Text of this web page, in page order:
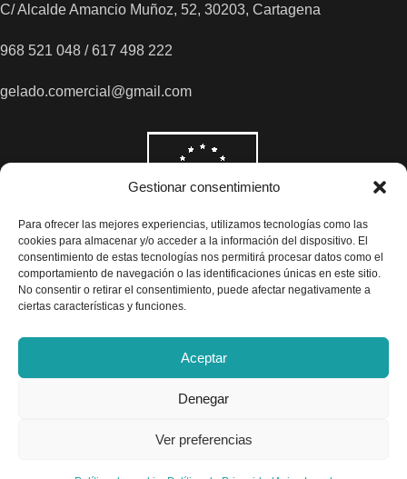
Gestionar consentimiento
Para ofrecer las mejores experiencias, utilizamos tecnologías como las
cookies para almacenar y/o acceder a la información del dispositivo. El
consentimiento de estas tecnologías nos permitirá procesar datos como el
comportamiento de navegación o las identificaciones únicas en este sitio.
No consentir o retirar el consentimiento, puede afectar negativamente a
ciertas características y funciones.
Aceptar
Denegar
Ver preferencias
C/ Alcalde Amancio Muñoz, 52, 30203, Cartagena
968 521 048 / 617 498 222
gelado.comercial@gmail.com